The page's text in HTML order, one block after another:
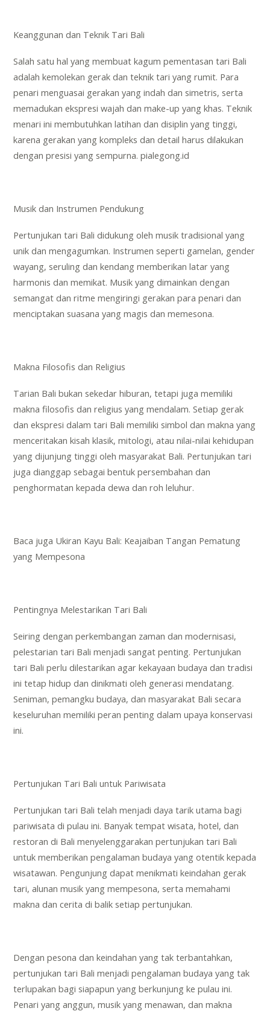
Keanggunan dan Teknik Tari Bali
Salah satu hal yang membuat kagum pementasan tari Bali
adalah kemolekan gerak dan teknik tari yang rumit. Para
penari menguasai gerakan yang indah dan simetris, serta
memadukan ekspresi wajah dan make-up yang khas. Teknik
menari ini membutuhkan latihan dan disiplin yang tinggi,
karena gerakan yang kompleks dan detail harus dilakukan
dengan presisi yang sempurna.pialegong.id
Musik dan Instrumen Pendukung
Pertunjukan tari Bali didukung oleh musik tradisional yang
unik dan mengagumkan. Instrumen seperti gamelan, gender
wayang, seruling dan kendang memberikan latar yang
harmonis dan memikat. Musik yang dimainkan dengan
semangat dan ritme mengiringi gerakan para penari dan
menciptakan suasana yang magis dan memesona.
Makna Filosofis dan Religius
Tarian Bali bukan sekedar hiburan, tetapi juga memiliki
makna filosofis dan religius yang mendalam. Setiap gerak
dan ekspresi dalam tari Bali memiliki simbol dan makna yang
menceritakan kisah klasik, mitologi, atau nilai-nilai kehidupan
yang dijunjung tinggi oleh masyarakat Bali. Pertunjukan tari
juga dianggap sebagai bentuk persembahan dan
penghormatan kepada dewa dan roh leluhur.
Baca juga Ukiran Kayu Bali: Keajaiban Tangan Pematung
yang Mempesona
Pentingnya Melestarikan Tari Bali
Seiring dengan perkembangan zaman dan modernisasi,
pelestarian tari Bali menjadi sangat penting. Pertunjukan
tari Bali perlu dilestarikan agar kekayaan budaya dan tradisi
ini tetap hidup dan dinikmati oleh generasi mendatang.
Seniman, pemangku budaya, dan masyarakat Bali secara
keseluruhan memiliki peran penting dalam upaya konservasi
ini.
Pertunjukan Tari Bali untuk Pariwisata
Pertunjukan tari Bali telah menjadi daya tarik utama bagi
pariwisata di pulau ini. Banyak tempat wisata, hotel, dan
restoran di Bali menyelenggarakan pertunjukan tari Bali
untuk memberikan pengalaman budaya yang otentik kepada
wisatawan. Pengunjung dapat menikmati keindahan gerak
tari, alunan musik yang mempesona, serta memahami
makna dan cerita di balik setiap pertunjukan.
Dengan pesona dan keindahan yang tak terbantahkan,
pertunjukan tari Bali menjadi pengalaman budaya yang tak
terlupakan bagi siapapun yang berkunjung ke pulau ini.
Penari yang anggun, musik yang menawan, dan makna